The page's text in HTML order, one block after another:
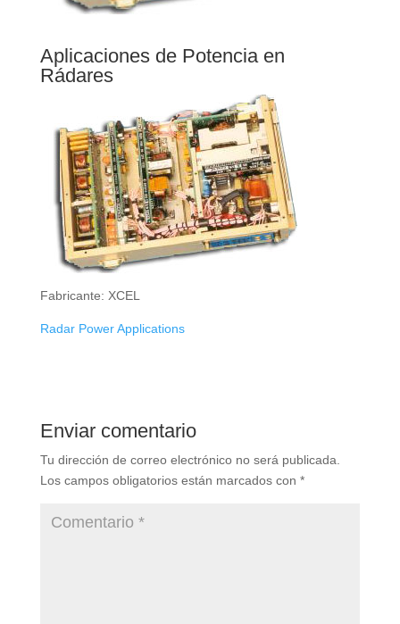
Aplicaciones de Potencia en
Rádares
Fabricante: XCEL
Radar Power Applications
Enviar comentario
Tu dirección de correo electrónico no será publicada.
Los campos obligatorios están marcados con *